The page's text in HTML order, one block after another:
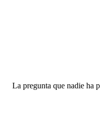
La pregunta que nadie ha